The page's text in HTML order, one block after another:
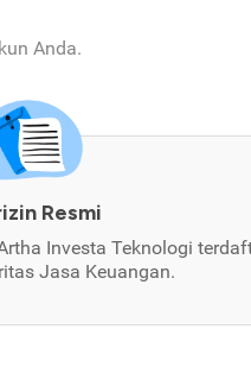
Anda.
Resmi
Investa Teknologi
Jasa Keuangan.